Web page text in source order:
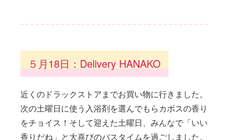
５月18日：Delivery HANAKO
近くのドラックストアまでお買い物に行きました。
次の土曜日に使う入浴剤を選んでもらカボスの香り
をチョイス！そして迎えた土曜日、みんなで「いい
香りだね」と大喜びのバスタイムを過ごしました。